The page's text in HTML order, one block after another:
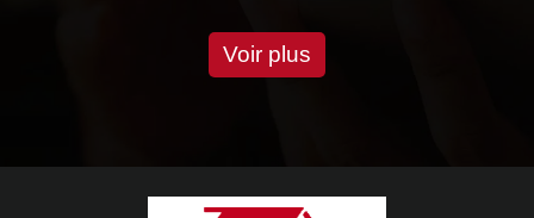
Voir plus